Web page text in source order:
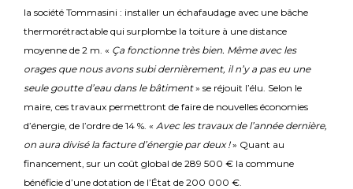
la société Tommasini : installer un échafaudage avec une bâche
thermorétractable qui surplombe la toiture à une distance
moyenne de 2 m. « Ça fonctionne très bien. Même avec les
orages que nous avons subi dernièrement, il n’y a pas eu une
seule goutte d’eau dans le bâtiment» se réjouit l’élu. Selon le
maire, ces travaux permettront de faire de nouvelles économies
d’énergie, de l’ordre de 14 %. « Avec les travaux de l’année dernière,
on aura divisé la facture d’énergie par deux !» Quant au
financement, sur un coût global de 289 500 € la commune
bénéficie d’une dotation de l’État de 200 000 €.